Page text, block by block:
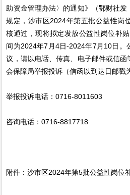
助资金管理办法〉的通知》（鄂财社
规定，沙市区2024年第五批公益性岗
核通过，现将拟定发放公益性岗位补
间为2024年7月4日-2024年7月10日。
议，请以电话、传真、电子邮件或信
会保障局举报投诉（信函以到达日邮戳
举报投诉电话：0716-8011603
咨询电话：0716-8817718
附件：沙市区2024年第5批公益性岗位